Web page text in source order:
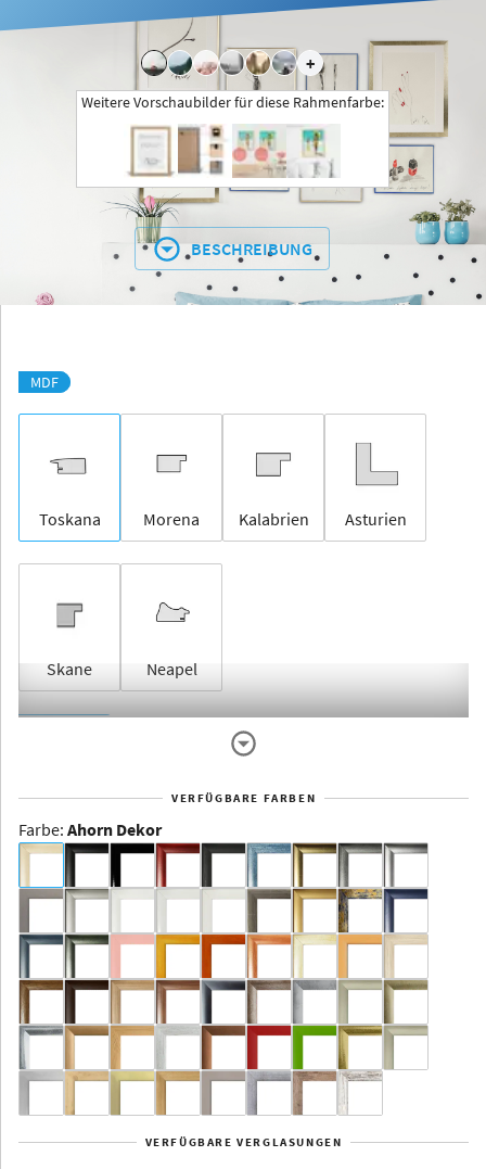
+
Weitere Vorschaubilder für diese Rahmenfarbe:
BESCHREIBUNG
MDF
Toskana Morena Kalabrien Asturien
Skane Neapel
Dakota -
Rahmenloser
Aluminium
Yukon Alaska
VERFÜGBARE FARBEN
Farbe: Ahorn Dekor
VERFÜGBARE VERGLASUNGEN